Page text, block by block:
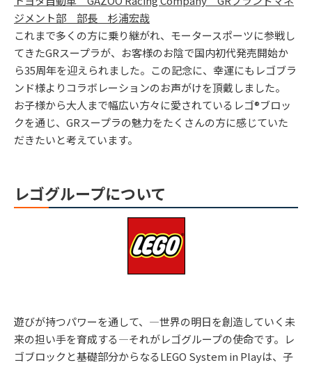
ジメント部 部長 杉浦宏哉
これまで多くの方に乗り継がれ、モータースポーツに参戦し
てきたGRスープラが、お客様のお陰で国内初代発売開始か
ら35周年を迎えられました。この記念に、幸運にもレゴブラ
ンド様よりコラボレーションのお声がけを頂戴しました。
お子様から大人まで幅広い方々に愛されているレゴ®ブロッ
クを通じ、GRスープラの魅力をたくさんの方に感じていた
だきたいと考えています。
レゴグループについて
遊びが持つパワーを通して、—世界の明日を創造していく未
来の担い手を育成する—それがレゴグループの使命です。レ
ゴブロックと基礎部分からなるLEGO System in Playは、子